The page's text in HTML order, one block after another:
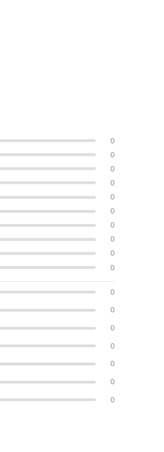
0
0
0
0
0
0
0
0
0
0
0
0
0
0
0
0
0